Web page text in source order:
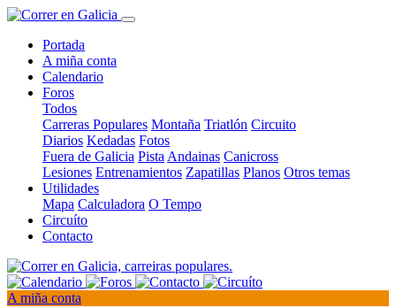
Portada
A miña conta
Calendario
Foros
Todos
Carreras Populares Montaña Triatlón Circuito
Diarios Kedadas Fotos
Fuera de Galicia Pista Andainas Canicross
Lesiones Entrenamientos Zapatillas Planos Otros temas
Utilidades
Mapa Calculadora O Tempo
Circuíto
Contacto
A miña conta